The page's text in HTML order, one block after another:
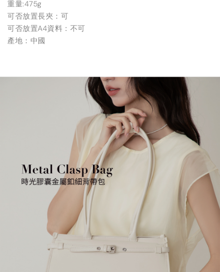
重量:475g
可否放置長夾：可
可否放置A4資料：不可
產地：中國